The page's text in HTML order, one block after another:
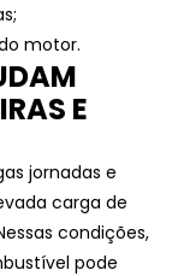
motor.
E
jornadas e
carga de
condições,
pode